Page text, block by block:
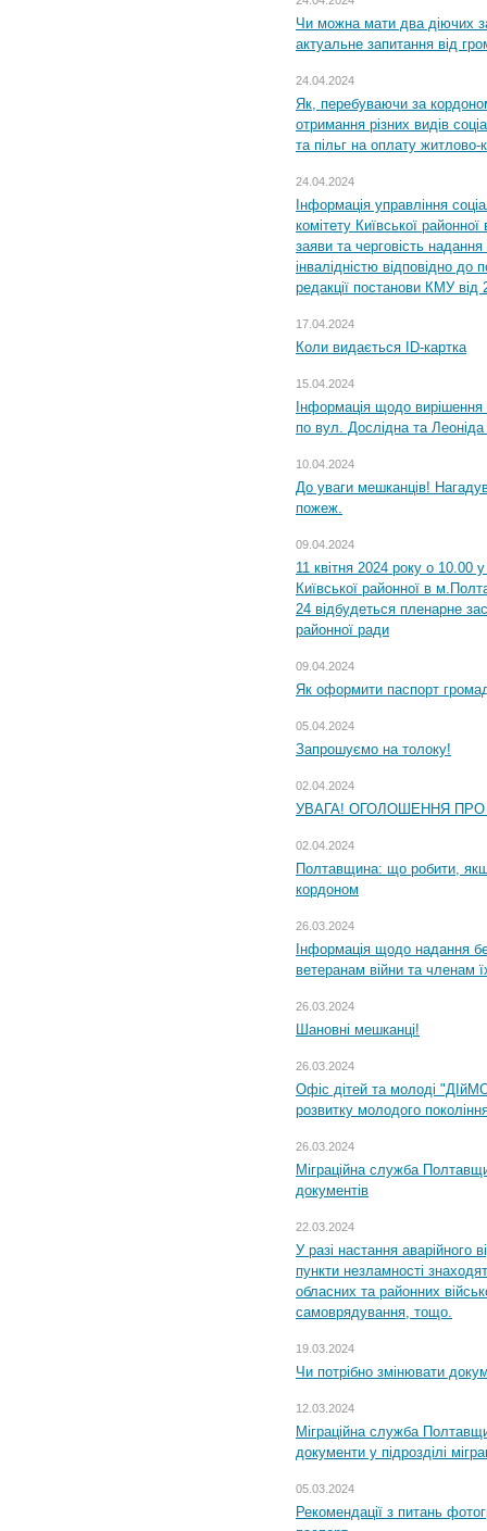
Чи можна мати два діючих
актуальне запитання від
24.04.2024
Як, перебуваючи за
отримання різних видів
та пільг на оплату
24.04.2024
Інформація управління
комітету Київської
заяви та черговість надання
інвалідністю відповідно
редакції постанови КМУ
17.04.2024
Коли видається ID-картка
15.04.2024
Інформація щодо
по вул. Дослідна та Леоніда
10.04.2024
До уваги мешканців!
пожеж.
09.04.2024
11 квітня 2024 року о 10.00
Київської районної в
24 відбудеться пленарне
районної ради
09.04.2024
Як оформити паспорт
05.04.2024
Запрошуємо на толоку!
02.04.2024
УВАГА! ОГОЛОШЕННЯ
02.04.2024
Полтавщина: що робити,
кордоном
26.03.2024
Інформація щодо надання
ветеранам війни та членам
26.03.2024
Шановні мешканці!
26.03.2024
Офіс дітей та молоді
розвитку молодого
26.03.2024
Міграційна служба
документів
22.03.2024
У разі настання аварійного
пункти незламності
обласних та районних
самоврядування, тощо.
19.03.2024
Чи потрібно змінювати
12.03.2024
Міграційна служба
документи у підрозділі
05.03.2024
Рекомендації з питань